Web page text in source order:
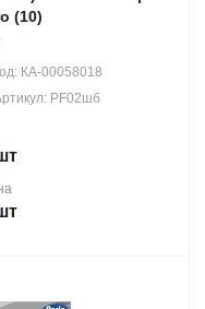
(10)
КА-00058018
PF02шб